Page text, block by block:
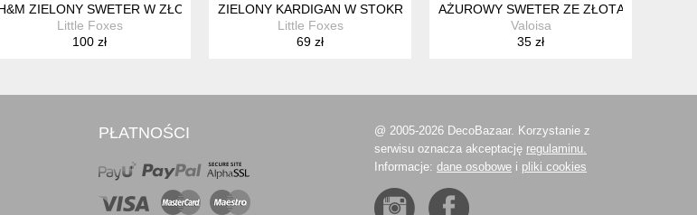
S M HU64
Z PASKIEM I PEREŁKAMI COTTAGE M 38
ZIELONY SWETER W ZŁOTE WAŻKI PSZCZOŁY OWADY OVERSIZE
Little Foxes
100 zł
ZIELONY KARDIGAN W STOKROTKI COTTAGE SWETER KWIATY SŁODKI
Little Foxes
69 zł
AŻUROWY SWETER ZE ZŁOTĄ NICIĄ
Valoisa
35 zł
PŁATNOŚCI
@ 2005-2026 DecoBazaar. Korzystanie z
serwisu oznacza akceptację regulaminu.
Informacje: dane osobowe i pliki cookies